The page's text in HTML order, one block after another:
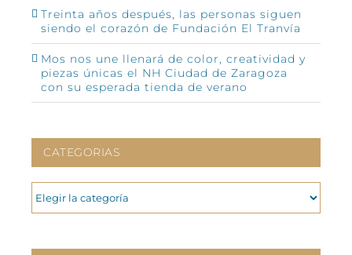
Treinta años después, las personas siguen
siendo el corazón de Fundación El Tranvía
Mos nos une llenará de color, creatividad y
piezas únicas el NH Ciudad de Zaragoza
con su esperada tienda de verano
CATEGORIAS
CATEGORIAS